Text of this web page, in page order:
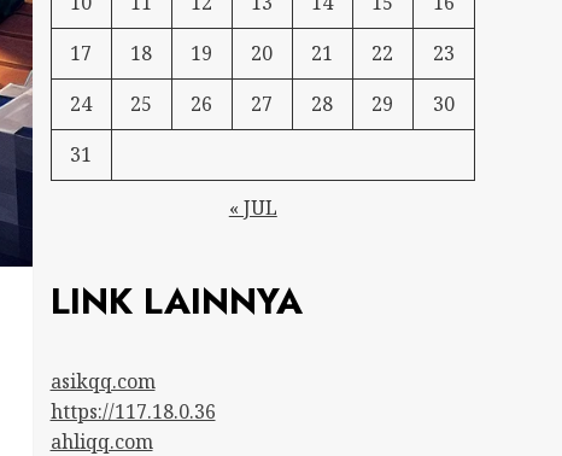
17
18 19 20 21 22
23
24
25 26 27 28 29
30
31
« JUL
LINK LAINNYA
asikqq.com
https://117.18.0.36
ahliqq.com